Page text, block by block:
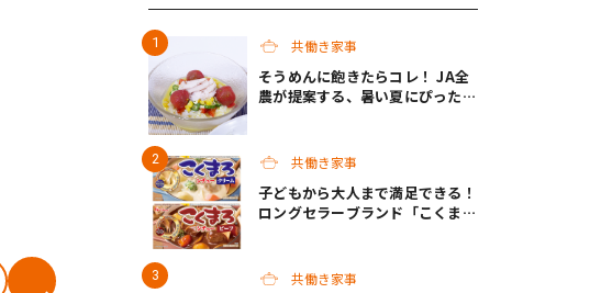
共働き家事
そうめんに飽きたらコレ！ JA全
農が提案する、暑い夏にぴったり
選
共働き家事
子どもから大人まで満足できる！
ロングセラーブランド「こくま
が新発売共働き家事